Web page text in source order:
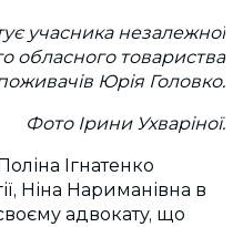
учасника незалежної
обласного товариства
Юрія Головко.
Фото Ірини Ухваріної.
Ігнатенко
Ніна Нариманівна в
адвокату, що